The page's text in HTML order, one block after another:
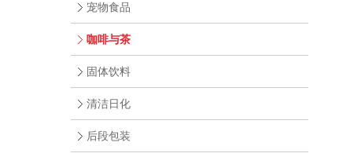
宠物食品
咖啡与茶
固体饮料
清洁日化
后段包装